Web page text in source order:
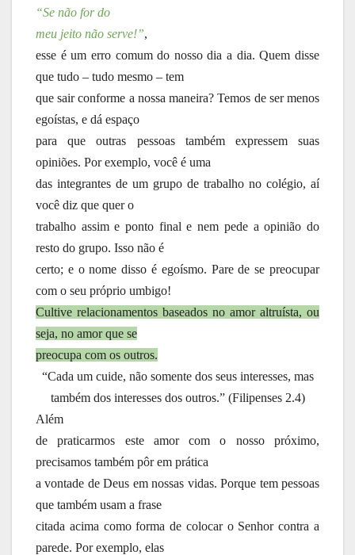
“Se não for do
meu jeito não serve!”,
esse é um erro comum do nosso dia a dia. Quem disse
que tudo – tudo mesmo – tem
que sair conforme a nossa maneira? Temos de ser menos
egoístas, e dá espaço
para que outras pessoas também expressem suas
opiniões. Por exemplo, você é uma
das integrantes de um grupo de trabalho no colégio, aí
você diz que quer o
trabalho assim e ponto final e nem pede a opinião do
resto do grupo. Isso não é
certo; e o nome disso é egoísmo. Pare de se preocupar
com o seu próprio umbigo!
Cultive relacionamentos baseados no amor altruísta, ou
seja, no amor que se
preocupa com os outros.
“Cada um cuide, não somente dos seus interesses, mas
também dos interesses dos outros.” (Filipenses 2.4)
Além
de praticarmos este amor com o nosso próximo,
precisamos também pôr em prática
a vontade de Deus em nossas vidas. Porque tem pessoas
que também usam a frase
citada acima como forma de colocar o Senhor contra a
parede. Por exemplo, elas